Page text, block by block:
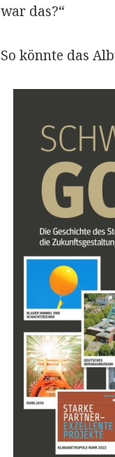
war das?“
So könnte das